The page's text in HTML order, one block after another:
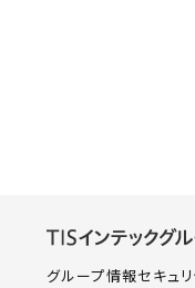
グループ情報セキュ